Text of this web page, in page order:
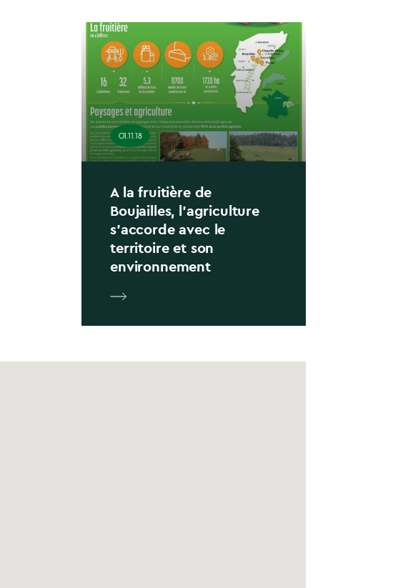
01.11.18
A la fruitière de
Boujailles, l’agriculture
s’accorde avec le
territoire et son
environnement